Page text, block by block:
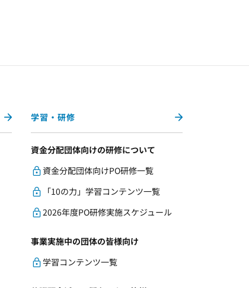
学習・研修
資金分配団体向けの研修について
資金分配団体向けPO研修一覧
「10の力」学習コンテンツ一覧
2026年度PO研修実施スケジュール
事業実施中の団体の皆様向け
学習コンテンツ一覧